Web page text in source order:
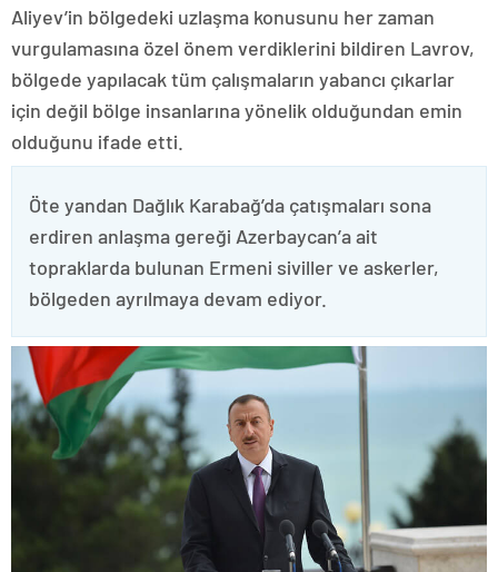
Aliyev’in bölgedeki uzlaşma konusunu her zaman
vurgulamasına özel önem verdiklerini bildiren Lavrov,
bölgede yapılacak tüm çalışmaların yabancı çıkarlar
için değil bölge insanlarına yönelik olduğundan emin
olduğunu ifade etti.
Öte yandan Dağlık Karabağ’da çatışmaları sona
erdiren anlaşma gereği Azerbaycan’a ait
topraklarda bulunan Ermeni siviller ve askerler,
bölgeden ayrılmaya devam ediyor.